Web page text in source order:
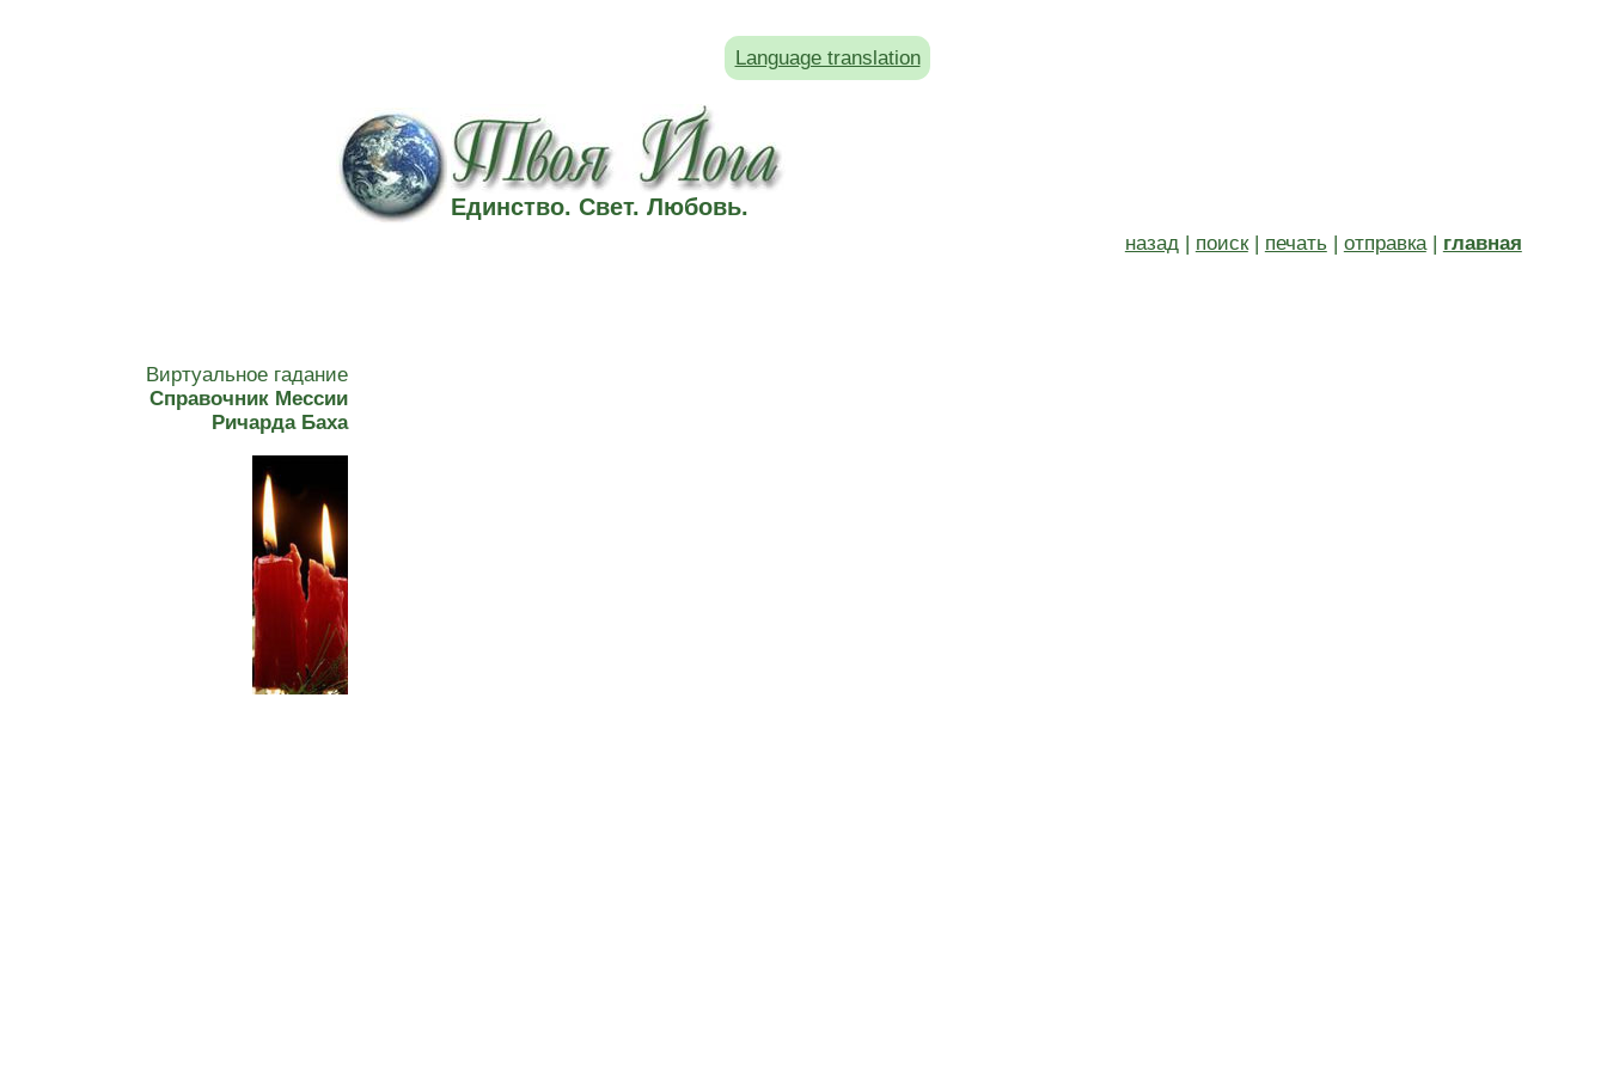
Language translation
Единство. Свет. Любовь.
назад| поиск| печать | отправка| главная
Виртуальное гадание
Справочник Мессии
Ричарда Баха